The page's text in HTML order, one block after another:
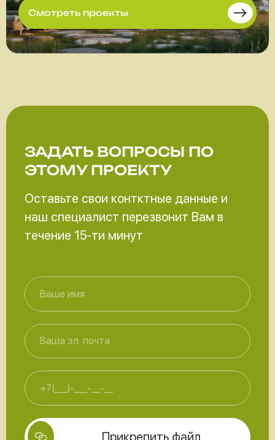
Смотреть проекты
ЗАДАТЬ ВОПРОСЫ ПО
ЭТОМУ ПРОЕКТУ
Оставьте свои контктные данные и
наш специалист перезвонит Вам в
течение 15-ти минут
Прикрепить файл